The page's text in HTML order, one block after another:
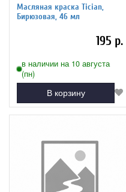
Масляная краска Tician,
Бирюзовая, 46 мл
195 р.
в наличии на 10 августа
(пн)
В корзину